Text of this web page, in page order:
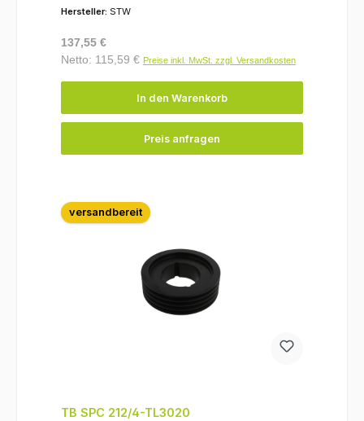
Hersteller: STW
Regulärer Preis:
137,55 €
Netto: 115,59 € Preise inkl. MwSt. zzgl. Versandkosten
In den Warenkorb
Preis anfragen
versandbereit
TB SPC 212/4-TL3020